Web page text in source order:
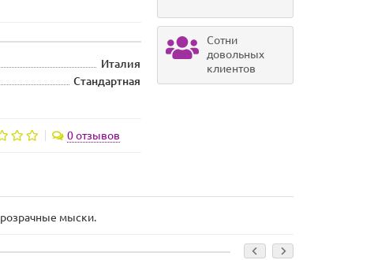
Италия
Стандартная
0 отзывов
Сотни
довольных
клиентов
мыски.